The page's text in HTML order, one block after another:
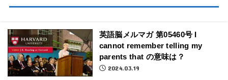
英語脳メルマガ 第05460号 I
cannot remember telling my
parents that の意味は？
2024.03.19